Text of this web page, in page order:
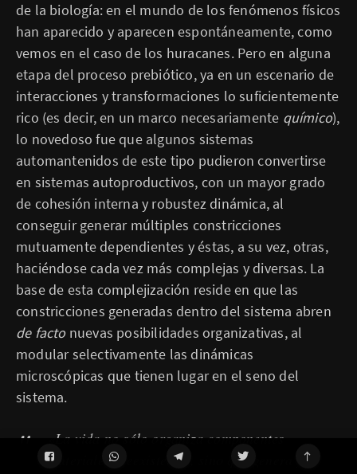
de la biología: en el mundo de los fenómenos físicos
han aparecido y aparecen espontáneamente, como
vemos en el caso de los huracanes. Pero en alguna
etapa del proceso prebiótico, ya en un escenario de
interacciones y transformaciones lo suficientemente
rico (es decir, en un marco necesariamente químico),
lo novedoso fue que algunos sistemas
automantenidos de este tipo pudieron convertirse
en sistemas autoproductivos, con un mayor grado
de cohesión interna y robustez dinámica, al
conseguir generar múltiples constricciones
mutuamente dependientes y éstas, a su vez, otras,
haciéndose cada vez más complejas y diversas. La
base de esta complejización reside en que las
constricciones generadas dentro del sistema abren
de factonuevas posibilidades organizativas, al
modular selectivamente las dinámicas
microscópicas que tienen lugar en el seno del
sistema.
«La vida no sólo organiza componentes
materiales preexistentes, sino que genera y